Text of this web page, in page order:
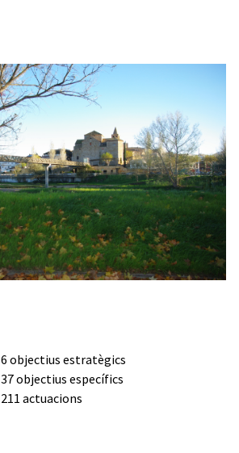
6 objectius estratègics
37 objectius específics
211 actuacions